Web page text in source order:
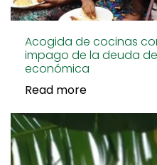
Acogida de cocinas
impago de la deuda de
económica
Read more